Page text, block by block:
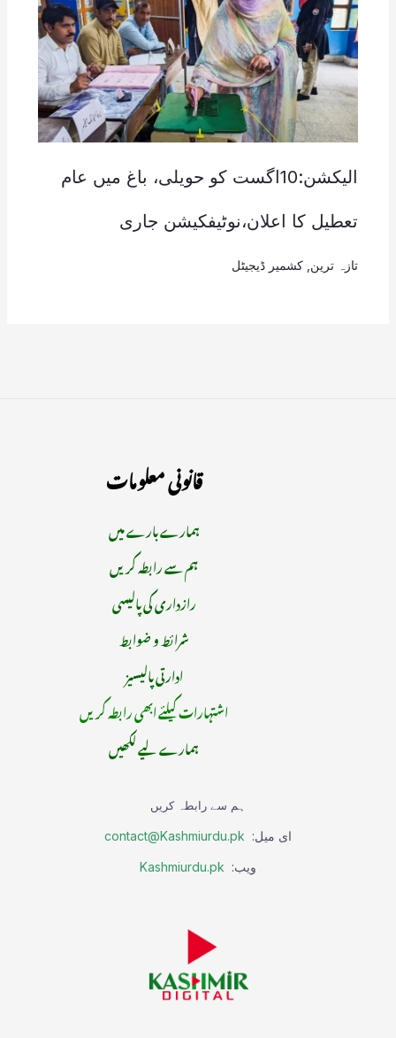
الیکشن:10اگست کو حویلی، باغ میں عام
تعطیل کا اعلان،نوٹیفکیشن جاری
تازہ ترین کشمیر ڈیجیٹل
قانونی معلومات
ہمارے بارے میں
ہم سے رابطہ کریں
رازداری کی پالیسی
شرائط و ضوابط
ادارتی پالیسیز
اشتہارات کیلئے ابھی رابطہ کریں
ہمارے لیے لکھیں
ہم سے رابطہ کریں
ای میل: contact@Kashmiurdu.pk
ویب: Kashmiurdu.pk